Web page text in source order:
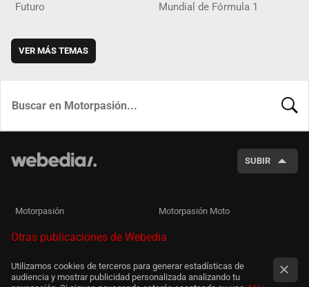
Futuro Mundial de Fórmula 1
VER MÁS TEMAS
SUBIR
Motorpasión Motorpasión Moto
Otras publicaciones de Webedia
Utilizamos cookies de terceros para generar estadísticas de
audiencia y mostrar publicidad personalizada analizando tu